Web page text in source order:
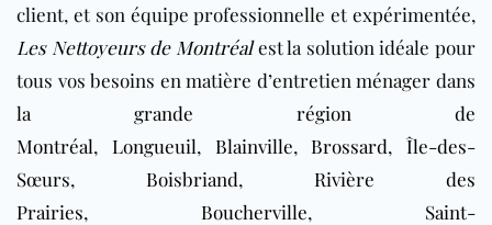
client, et son équipe professionnelle et expérimentée,
Les Nettoyeurs de Montréalest la solution idéale pour
tous vos besoins en matière d’entretien ménager dans
la grande région de
Montréal, Longueuil, Blainville, Brossard,Île-des-
Sœurs, Boisbriand, Rivière des
Prairies, Boucherville, Saint-